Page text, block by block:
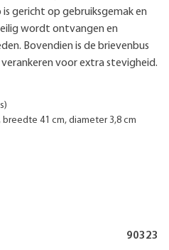
gericht op gebruiksgemak en
wordt ontvangen en
Bovendien is de brievenbus
voor extra stevigheid.
breedte 41 cm, diameter 3,8 cm
90323